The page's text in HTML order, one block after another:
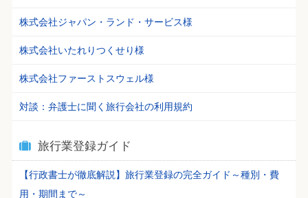
株式会社ジャパン・ランド・サービス様
株式会社いたれりつくせり様
株式会社ファーストスウェル様
対談：弁護士に聞く旅行会社の利用規約
旅行業登録ガイド
【行政書士が徹底解説】旅行業登録の完全ガイド～種別・費
用・期間まで～